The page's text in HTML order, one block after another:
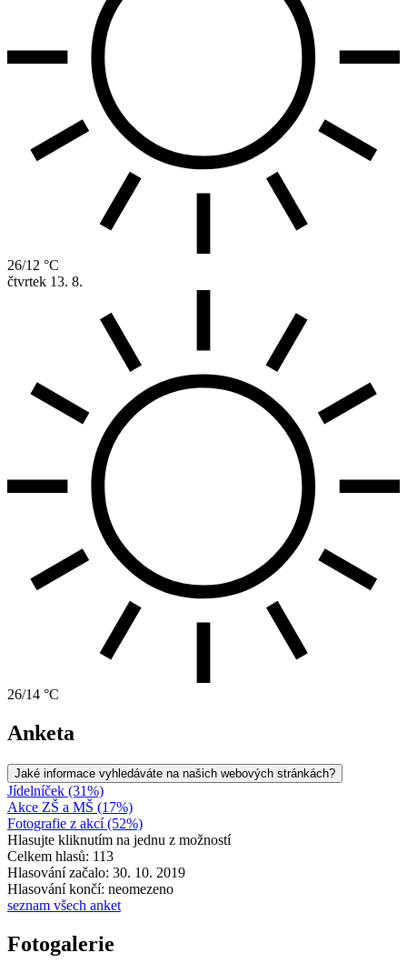
26/12 °C
čtvrtek 13. 8.
26/14 °C
Anketa
Jaké informace vyhledáváte na našich webových stránkách?
Jídelníček (31%)
Akce ZŠ a MŠ (17%)
Fotografie z akcí (52%)
Hlasujte kliknutím na jednu z možností
Celkem hlasů: 113
Hlasování začalo: 30. 10. 2019
Hlasování končí: neomezeno
seznam všech anket
Fotogalerie